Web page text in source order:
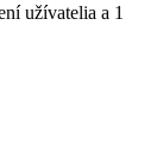
užívatelia a 1